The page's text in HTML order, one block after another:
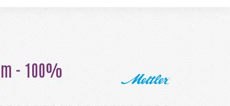
- 100%